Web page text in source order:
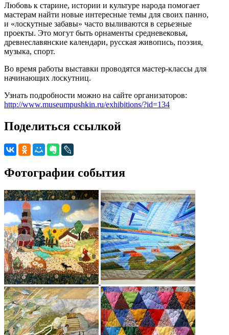
Любовь к старине, истории и культуре народа помогает
мастерам найти новые интересные темы для своих панно,
и «лоскутные забавы» часто выливаются в серьезные
проекты. Это могут быть орнаменты средневековья,
древнеславянские календари, русская живопись, поэзия,
музыка, спорт.
Во время работы выставки проводятся мастер-классы для
начинающих лоскутниц.
Узнать подробности можно на сайте организаторов:
http://www.museumpushkin.ru/exhibitions/?id=134
Поделиться ссылкой
Фотографии события